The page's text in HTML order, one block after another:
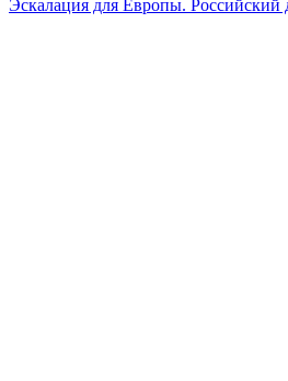
Эскалация для Европы. Российский